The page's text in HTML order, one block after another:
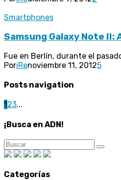
Smartphones
Samsung Galaxy Note II:
Fue en Berlín, durante el
PoriRenoviembre 11, 20125
Posts navigation
1 23...
¡Busca en ADN!
Categorías